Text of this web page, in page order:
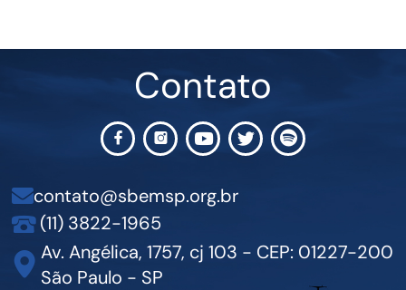
Contato
contato@sbemsp.org.br
(11) 3822-1965
Av. Angélica, 1757, cj 103 - CEP: 01227-200
São Paulo - SP